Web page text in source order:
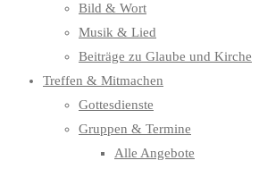
Bild & Wort
Musik & Lied
Beiträge zu Glaube und Kirche
Treffen & Mitmachen
Gottesdienste
Gruppen & Termine
Alle Angebote